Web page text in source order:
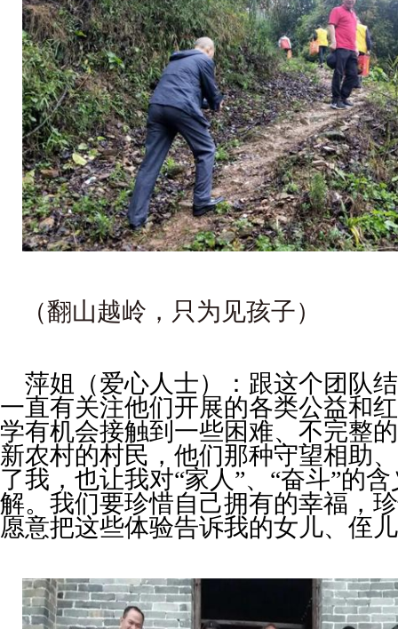
（翻山越岭，只为见孩子）
萍姐（爱心人士）：跟这个团队
一直有关注他们开展的各类公益和
学有机会接触到一些困难、不完整
新农村的村民，他们那种守望相助
了我，也让我对“家人 ”、 “奋斗”的
解。我们要珍惜自己拥有的幸福，
愿意把这些体验告诉我的女儿、侄